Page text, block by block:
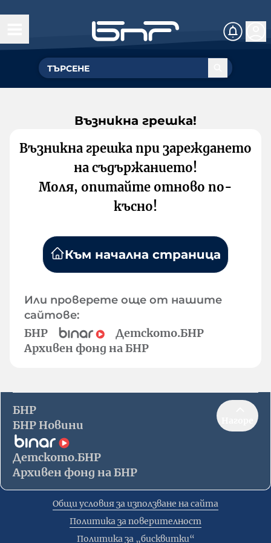
Възникна грешка!
Възникна грешка при зареждането
на съдържанието!
Моля, опитайте отново по-
късно!
Към начална страница
Или проверете още от нашите
сайтове:
БНР
Детското.БНР
Архивен фонд на БНР
БНР
БНР Новини
Детското.БНР
Архивен фонд на БНР
Общи условия за използване на сайта
Политика за поверителност
Политика за „бисквитки“